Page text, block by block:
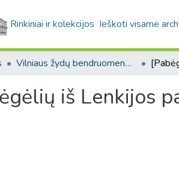
Rinkiniai ir kolekcijos Ieškoti visame
Vilniaus žydų bendruomenė (XIX-XX a.) (Žydų mokslinių tyrimų instituto (YIVO) fondas. F424)
iš Lenkijos